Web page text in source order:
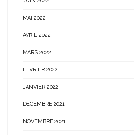
MAI 2022
AVRIL 2022
MARS 2022
FÉVRIER 2022
JANVIER 2022
DÉCEMBRE 2021
NOVEMBRE 2021